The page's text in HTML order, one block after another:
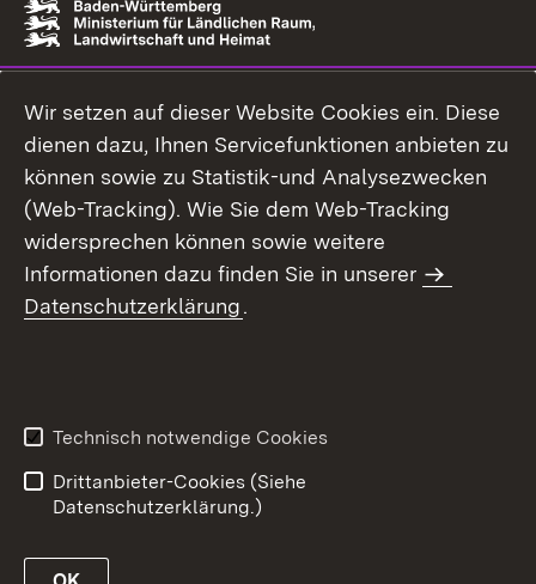
Wir setzen auf dieser Website Cookies ein. Diese
dienen dazu, Ihnen Servicefunktionen anbieten zu
können sowie zu Statistik-und Analysezwecken
(Web-Tracking). Wie Sie dem Web-Tracking
widersprechen können sowie weitere
Informationen dazu finden Sie in unserer
Datenschutzerklärung.
Technisch notwendige Cookies
Drittanbieter-Cookies (Siehe
Datenschutzerklärung.)